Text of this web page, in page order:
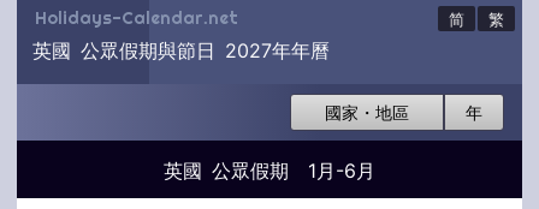
Holidays-Calendar.net 简 繁
英國 公眾假期與節日 2027年年曆
國家・地區 年
英國 公眾假期 1月-6月